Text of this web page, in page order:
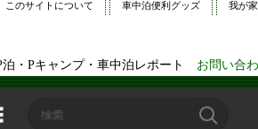
このサイトについて 車中泊便利グッズ 我が
泊・Pキャンプ・車中泊レポート お問い合